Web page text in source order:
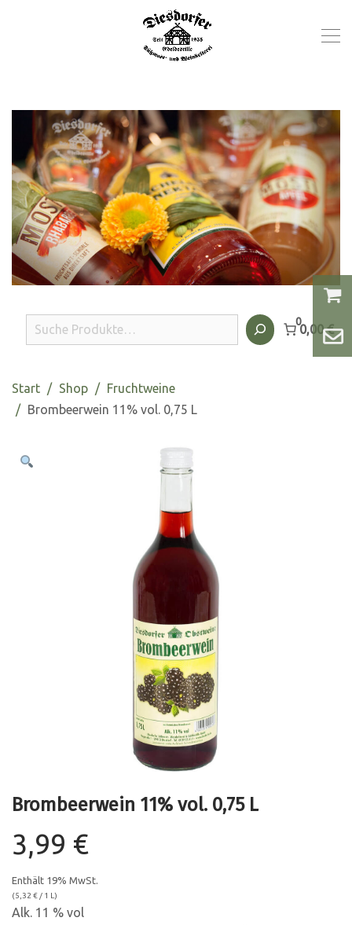
Suchen 0
0,00 €
Start Shop
Fruchtweine
Brombeerwein 11% vol. 0,75 L
Brombeerwein 11% vol. 0,75 L
3,99 €
Enthält 19% MwSt.
(5,32€/ 1 L)
Alk. 11 % vol